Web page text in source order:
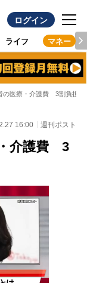
ログイン
ライフ マネー
の医療・介護費 3割負担へ
16:00 週刊ポスト
介護費 3